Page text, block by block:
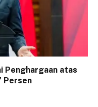
Penghargaan atas
Persen